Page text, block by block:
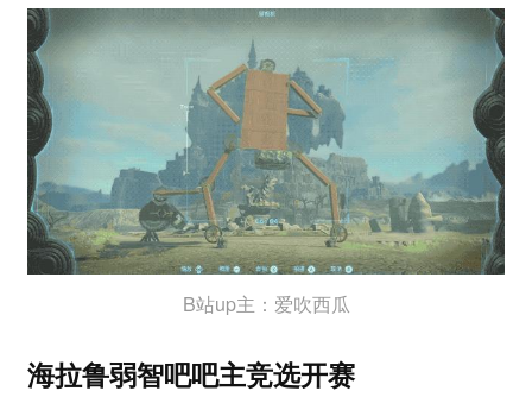
B站up主：爱吹西瓜
海拉鲁弱智吧吧主竞选开赛